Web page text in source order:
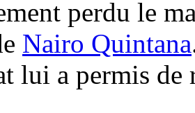
perdu le
Nairo Quintana
lui a permis de